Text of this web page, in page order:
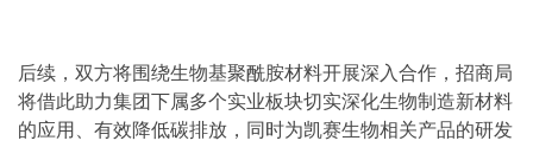
后续，双方将围绕生物基聚酰胺材料开展深入合作，招商局
将借此助力集团下属多个实业板块切实深化生物制造新材料
的应用、有效降低碳排放，同时为凯赛生物相关产品的研发